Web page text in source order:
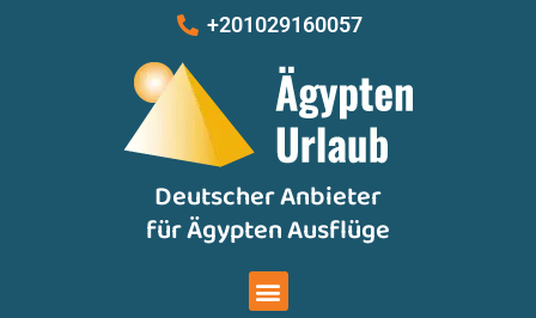
+201029160057
Deutscher Anbieter
für Ägypten Ausflüge
Menu